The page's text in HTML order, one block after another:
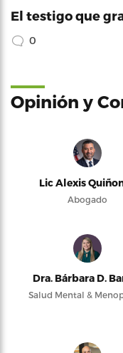
El testigo que
0
Opinión y
Lic Alexis
Abogado
Dra. Bárbara D.
Salud Mental &